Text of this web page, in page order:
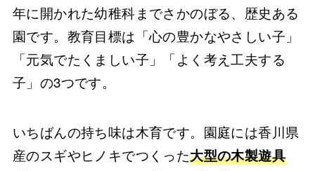
年に開かれた幼稚科までさかのぼる、歴史ある
園です。教育目標は「心の豊かなやさしい子」
「元気でたくましい子」「よく考え工夫する
子」の3つです。
いちばんの持ち味は木育です。園庭には香川県
産のスギやヒノキでつくった大型の木製遊具